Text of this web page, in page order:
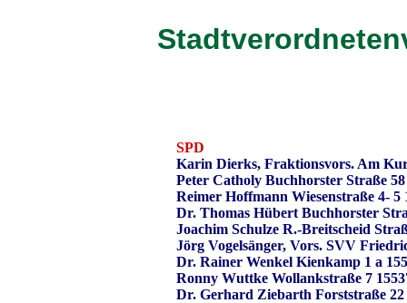
SPD
Karin Dierks, Fraktionsvors. Am
Peter Catholy Buchhorster Straße
Reimer Hoffmann Wiesenstraße 4- 5
Dr. Thomas Hübert Buchhorster
Joachim Schulze R.-Breitscheid
Jörg Vogelsänger, Vors. SVV
Dr. Rainer Wenkel Kienkamp 1 a
Ronny Wuttke Wollankstraße 7
Dr. Gerhard Ziebarth Forststraße 22